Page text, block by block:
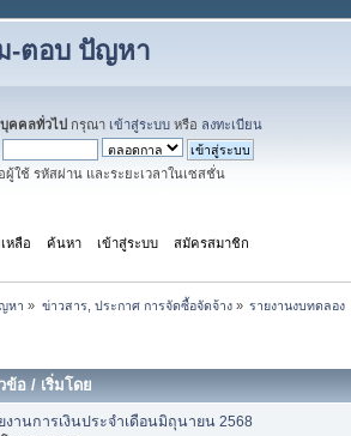
-ตอบ ปัญหา
บุคคลทั่วไป กรุณา เข้าสู่ระบบ หรือ ลงทะเบียน
ผู้ใช้ รหัสผ่าน และระยะเวลาในเซสชั่น
หลือ ค้นหา เข้าสู่ระบบ สมัครสมาชิก
หา » ข่าวสาร, ประกาศ การจัดซื้อจัดจ้าง» รายงานงบทดลอง
ข้อ / เริ่มโดย
งานการเงินประจำเดือนมิถุนายน 2568